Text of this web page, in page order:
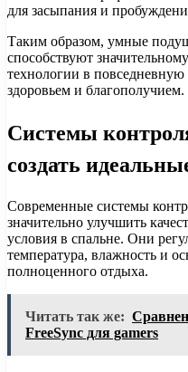
для засыпания и
Таким образом, умные
способствуют
технологии в повседневную
здоровьем и благополучием.
Системы
создать
Современные системы
значительно улучшить
условия в спальне. Они
температура, влажность и
полноценного отдыха.
Читать так же:
FreeSync для gamers